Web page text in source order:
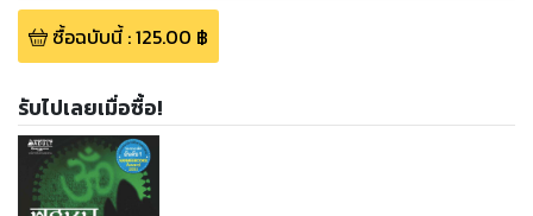
ซื้อฉบับนี้:125.00 ฿
รับไปเลยเมื่อซื้อ!